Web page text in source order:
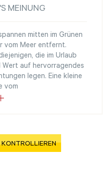
MEINUNG
mitten im Grünen
vom Meer entfernt.
die im Urlaub
auf hervorragendes
legen. Eine kleine
vom